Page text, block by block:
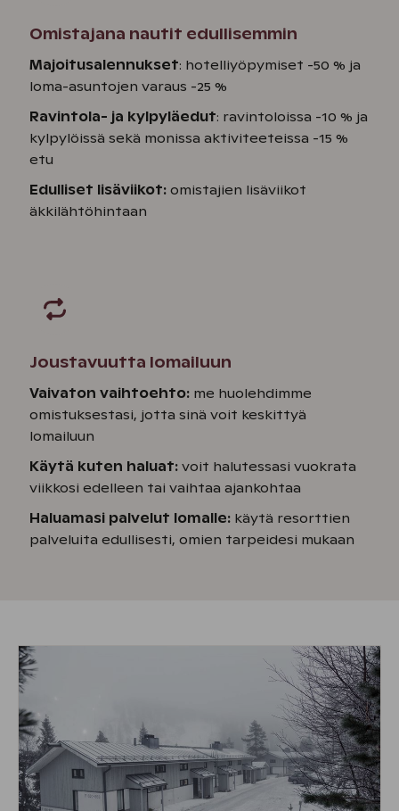
Omistajana nautit edullisemmin
Majoitusalennukset: hotelliyöpymiset -50 % ja
loma-asuntojen varaus -25 %
Ravintola- ja kylpyläedut: ravintoloissa -10 % ja
kylpylöissä sekä monissa aktiviteeteissa -15 %
etu
Edulliset lisäviikot: omistajien lisäviikot
äkkilähtöhintaan
Joustavuutta lomailuun
Vaivaton vaihtoehto: me huolehdimme
omistuksestasi, jotta sinä voit keskittyä
lomailuun
Käytä kuten haluat: voit halutessasi vuokrata
viikkosi edelleen tai vaihtaa ajankohtaa
Haluamasi palvelut lomalle: käytä resorttien
palveluita edullisesti, omien tarpeidesi mukaan